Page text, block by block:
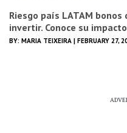
Riesgo país LATAM
invertir. Conoce su
BY: MARIA TEIXEIRA | FEBRUARY 27,